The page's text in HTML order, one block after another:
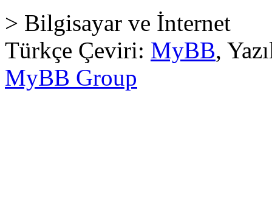
> Bilgisayar ve İnternet
Türkçe Çeviri: MyBB,
MyBB Group